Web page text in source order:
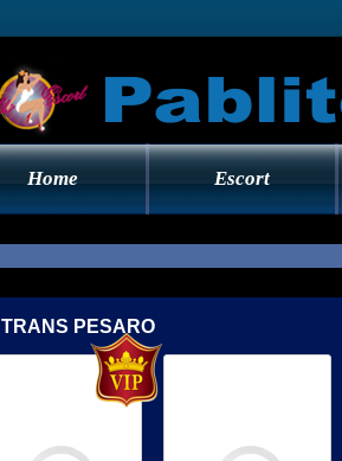
Home Escort
TRANS PESARO